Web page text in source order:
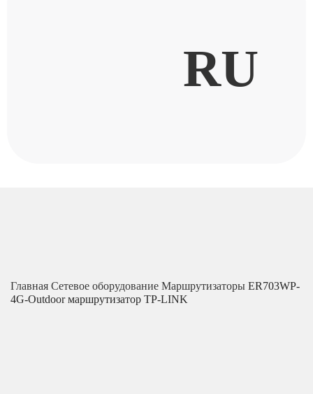
RU
Главная Сетевое оборудование Маршрутизаторы ER703WP-
4G-Outdoor маршрутизатор TP-LINK